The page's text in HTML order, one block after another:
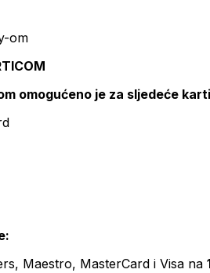
om
omogućeno je za sljedeće
Maestro, MasterCard i Visa na